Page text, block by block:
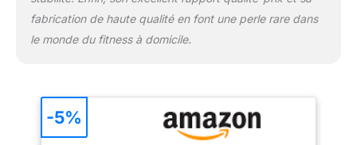
position corporelle
courante à une autre et
ajuste précisément
exigences rigoureuses
des sportifs
fabrication de haute qualité en font une perle rare dans
le monde du fitness à domicile.
-5%